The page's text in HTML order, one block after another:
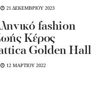
21 ΔΕΚΕΜΒΡΙΟΥ 2023
fashion
Κέρος
attica Golden Hall
12 ΜΑΡΤΙΟΥ 2022